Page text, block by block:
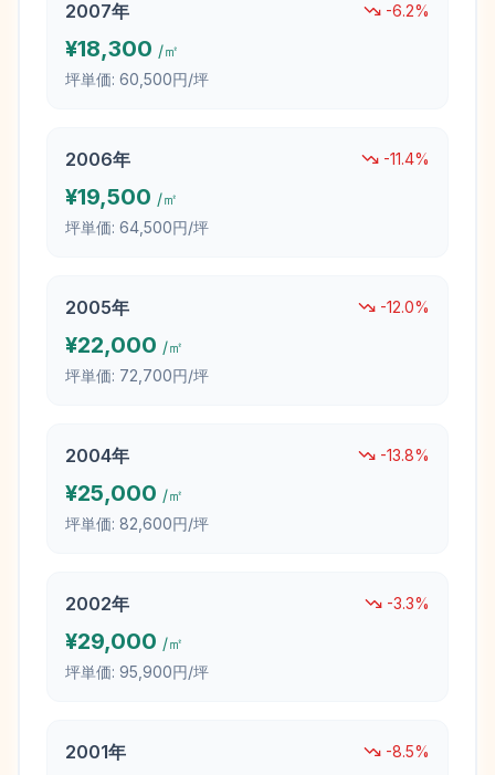
2007年 -6.2%
¥18,300 /㎡
坪単価: 60,500円/坪
2006年 -11.4%
¥19,500 /㎡
坪単価: 64,500円/坪
2005年 -12.0%
¥22,000 /㎡
坪単価: 72,700円/坪
2004年 -13.8%
¥25,000 /㎡
坪単価: 82,600円/坪
2002年 -3.3%
¥29,000 /㎡
坪単価: 95,900円/坪
2001年 -8.5%